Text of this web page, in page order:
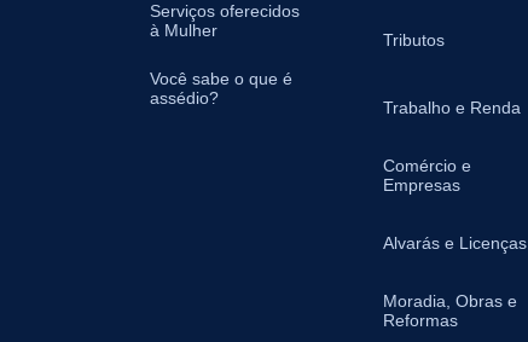
Serviços oferecidos
à Mulher
Você sabe o que é
assédio?
Tributos
Trabalho e Renda
Comércio e
Empresas
Alvarás e Licenças
Moradia, Obras e
Reformas